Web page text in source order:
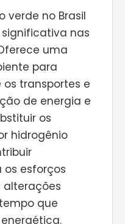
verde no Brasil
nas
uma
para
os transportes e
de energia e
os
hidrogênio
esforços
que